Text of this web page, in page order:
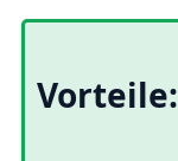
Vorteile: